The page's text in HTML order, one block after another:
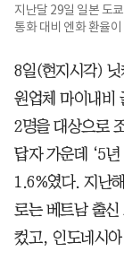
지난달 29일 일본 도
통화 대비 엔화 환율
8일(현지시각) 닛
원업체 마이내비
2명을 대상으로
답자 가운데 ‘5
1.6%였다. 지난
로는 베트남 출
컸고, 인도네시